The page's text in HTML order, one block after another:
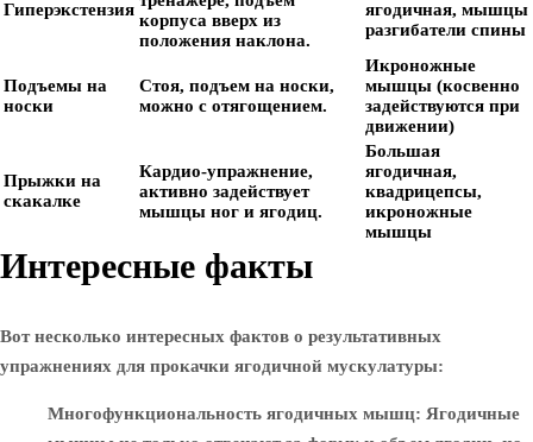
Гиперэкстензия
корпуса вверх из
положения наклона.
ягодичная, мышцы
разгибатели спины
Подъемы на
носки
Стоя, подъем на носки,
можно с отягощением.
Икроножные
мышцы (косвенно
задействуются при
движении)
Прыжки на
скакалке
Кардио-упражнение,
активно задействует
мышцы ног и ягодиц.
Большая
ягодичная,
квадрицепсы,
икроножные
мышцы
Интересные факты
Вот несколько интересных фактов о результативных
упражнениях для прокачки ягодичной мускулатуры:
Многофункциональность ягодичных мышц: Ягодичные